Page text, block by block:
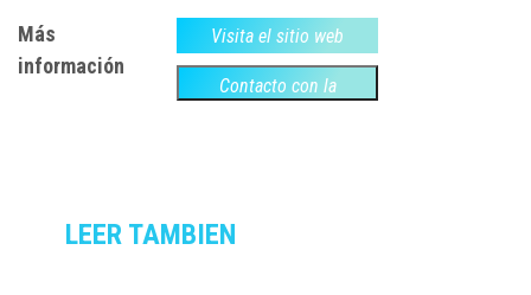
Más
información
Visita el sitio web
Contacto con la
LEER TAMBIEN